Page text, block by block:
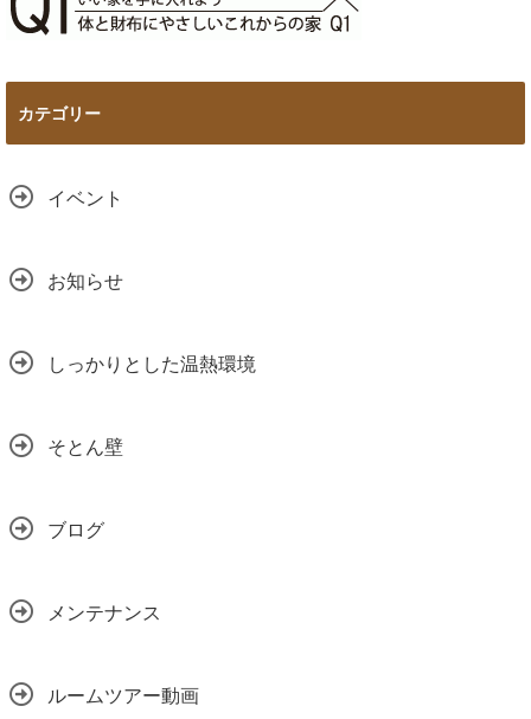
カテゴリー
イベント
お知らせ
しっかりとした温熱環境
そとん壁
ブログ
メンテナンス
ルームツアー動画